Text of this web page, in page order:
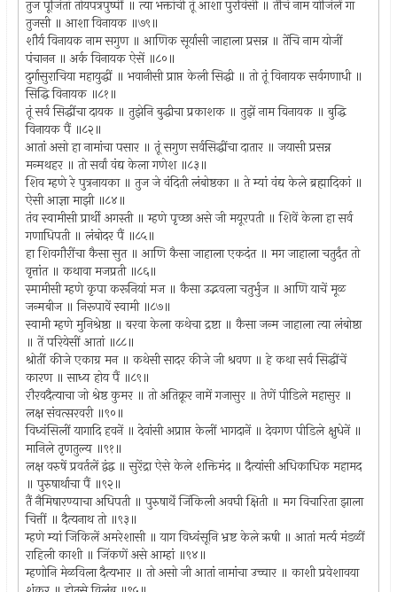
तुज पूजितां तोयपत्रपुष्पीं ॥ त्या भक्तांची तूं आशा पुरविसी ॥ तेंचि नाम योजिलें गा
तुजसी ॥ आशा विनायक ॥७९॥
शौर्य विनायक नाम सगुण ॥ आणिक सूर्यासी जाहाला प्रसन्न ॥ तेंचि नाम योजीं
पंचानन ॥ अर्क विनायक ऐसें ॥८०॥
दुर्गासुराचिया महायुद्धीं ॥ भवानीसी प्राप्त केली सिद्धी ॥ तो तूं विनायक सर्वगणाधी ॥
सिद्धि विनायक ॥८१॥
तूं सर्व सिद्धींचा दायक ॥ तुझेनि बुद्धीचा प्रकाशक ॥ तुझें नाम विनायक ॥ बुद्धि
विनायक पैं ॥८२॥
आतां असो हा नामांचा पसार ॥ तूं सगुण सर्वसिद्धींचा दातार ॥ जयासी प्रसन्न
मन्मथहर ॥ तो सर्वां वंद्य केला गणेश ॥८३॥
शिव म्हणे रे पुत्रनायका ॥ तुज जे वंदिती लंबोष्ठका ॥ ते म्यां वंद्य केले ब्रह्मादिकां ॥
ऐसी आज्ञा माझी ॥८४॥
तंव स्वामीसी प्रार्थी अगस्ती ॥ म्हणे पृच्छा असे जी मयूरपती ॥ शिवें केला हा सर्व
गणाधिपती ॥ लंबोदर पैं ॥८५॥
हा शिवगौरींचा कैसा सुत ॥ आणि कैसा जाहाला एकदंत ॥ मग जाहाला चतुर्दंत तो
वृत्तांत ॥ कथावा मजप्रती ॥८६॥
स्मामीसी म्हणे कृपा करूनियां मज ॥ कैसा उद्भवला चतुर्भुज ॥ आणि याचें मूळ
जन्मबीज ॥ निरूपावें स्वामी ॥८७॥
स्वामी म्हणे मुनिश्रेष्ठा ॥ बरवा केला कथेचा द्रष्टा ॥ कैसा जन्म जाहाला त्या लंबोष्ठा
॥ तें परियेसीं आतां ॥८८॥
श्रोतीं कीजे एकाग्र मन ॥ कथेसी सादर कीजे जी श्रवण ॥ हे कथा सर्व सिद्धींचें
कारण ॥ साध्य होय पैं ॥८९॥
रौरवदैत्याचा जो श्रेष्ठ कुमर ॥ तो अतिक्रूर नामें गजासुर ॥ तेणें पीडिले महासुर ॥
लक्ष संवत्सरवरी ॥९०॥
विध्वंसिलीं यागादि हवनें ॥ देवांसी अप्राप्त केलीं भागदानें ॥ देवगण पीडिले क्षुधेनें ॥
मानिले तृणतुल्य ॥९१॥
लक्ष वरुषें प्रवर्तलें द्वंद्व ॥ सुरेंद्रा ऐसे केले शक्तिमंद ॥ दैत्यांसी अधिकाधिक महामद
॥ पुरुषार्थाचा पैं ॥९२॥
तैं नैमिषारण्याचा अधिपती ॥ पुरुषार्थें जिंकिली अवघी क्षिती ॥ मग विचारिता झाला
चित्तीं ॥ दैत्यनाथ तो ॥९३॥
म्हणे म्यां जिकिलें अमरेशासी ॥ याग विध्वंसूनि भ्रष्ट केले ऋषी ॥ आतां मर्त्य मंडळीं
राहिली काशी ॥ जिंकणें असे आम्हां ॥९४॥
म्हणोनि मेळविला दैत्यभार ॥ तो असो जी आतां नामांचा उच्चार ॥ काशी प्रवेशावया